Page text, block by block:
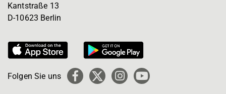
Kantstraße 13
D-10623 Berlin
Folgen Sie uns Facebook
X
Instagram